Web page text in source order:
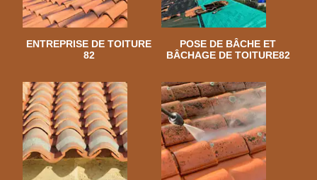
ENTREPRISE DE TOITURE
82
POSE DE BÂCHE ET
BÂCHAGE DE TOITURE82